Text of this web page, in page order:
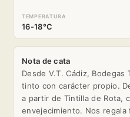
TEMPERATURA
16-18°C
Nota de cata
Desde V.T. Cádiz, Bodegas
tinto con carácter propio.
a partir de Tintilla de Rota,
envejecimiento. Nos regala